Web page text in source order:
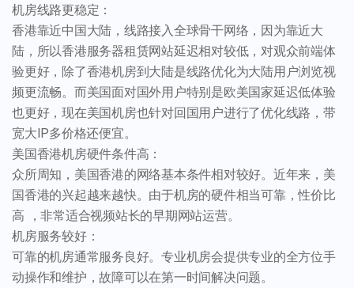
机房线路更稳定：
香港靠近中国大陆，线路接入全球骨干网络，因为靠近大
陆，所以香港服务器租赁网站延迟相对较低，对观众前端体
验更好，除了香港机房到大陆是线路优化为大陆用户浏览视
频更流畅。而美国面对国外用户特别是欧美国家延迟低体验
也更好，现在美国机房也针对回国用户进行了优化线路，带
宽大IP多价格还便宜。
美国香港机房硬件条件高：
众所周知，美国香港的网络基本条件相对较好。近年来，美
国香港的兴起越来越快。由于机房的硬件相当可靠，性价比
高 ，非常适合视频站长的早期网站运营。
机房服务较好：
可靠的机房通常服务良好。专业机房会提供专业的全方位手
动操作和维护，故障可以在第一时间解决问题。